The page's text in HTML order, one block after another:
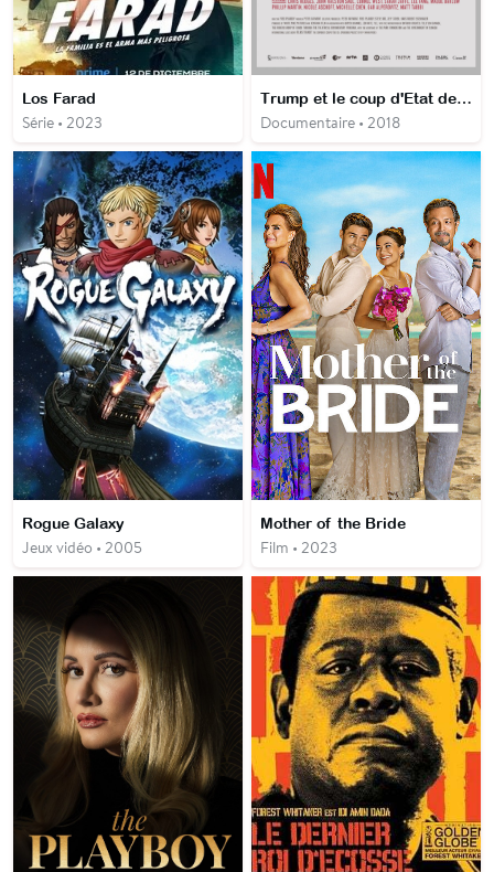
Los Farad
Série • 2023
Trump et le coup d'Etat des multinationales
Documentaire • 2018
Rogue Galaxy
Jeux vidéo • 2005
Mother of the Bride
Film • 2023